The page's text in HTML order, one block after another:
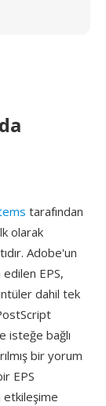
tarafından
olarak
Adobe'un
EPS,
dahil tek
isteğe bağlı
bir yorum
EPS
etkileşime